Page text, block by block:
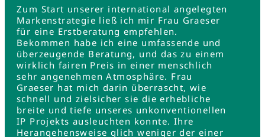
Zum Start unserer international angelegten
Markenstrategie ließ ich mir Frau Graeser
für eine Erstberatung empfehlen.
Bekommen habe ich eine umfassende und
überzeugende Beratung, und das zu einem
wirklich fairen Preis in einer menschlich
sehr angenehmen Atmosphäre. Frau
Graeser hat mich darin überrascht, wie
schnell und zielsicher sie die erhebliche
breite und tiefe unseres unkonventionellen
IP Projekts ausleuchten konnte. Ihre
Herangehensweise glich weniger der einer